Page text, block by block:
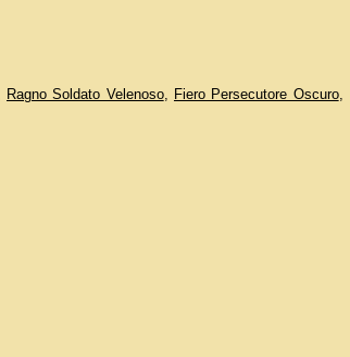
Ragno Soldato Velenoso, Fiero Persecutore Oscuro,